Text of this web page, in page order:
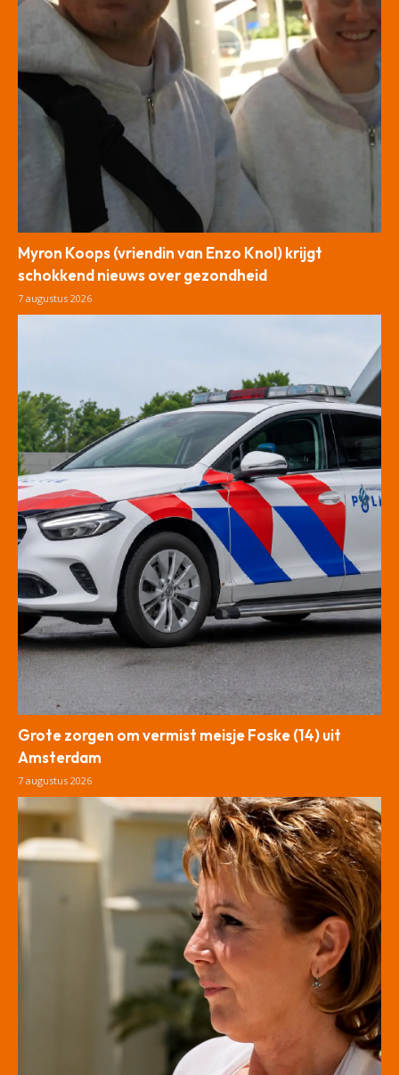
Myron Koops (vriendin van Enzo Knol) krijgt
schokkend nieuws over gezondheid
7 augustus 2026
Grote zorgen om vermist meisje Foske (14) uit
Amsterdam
7 augustus 2026